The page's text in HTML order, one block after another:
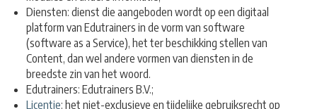
Diensten: dienst die aangeboden wordt op een digitaal
platform van Edutrainers in de vorm van software
(software as a Service), het ter beschikking stellen van
Content, dan wel andere vormen van diensten in de
breedste zin van het woord.
Edutrainers: Edutrainers B.V.;
Licentie: het niet-exclusieve en tijdelijke gebruiksrecht op